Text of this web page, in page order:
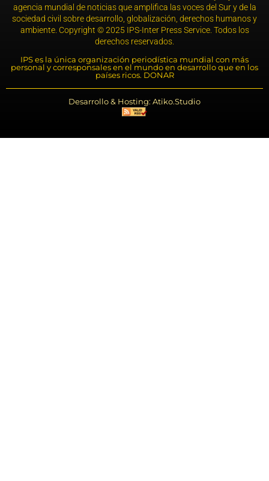
agencia mundial de noticias que amplifica las voces del Sur y de la
sociedad civil sobre desarrollo, globalización, derechos humanos y
ambiente. Copyright © 2025 IPS-Inter Press Service. Todos los
derechos reservados.
IPS es la única organización periodística mundial con más
personal y corresponsales en el mundo en desarrollo que en los
países ricos. DONAR
Desarrollo & Hosting: Atiko.Studio